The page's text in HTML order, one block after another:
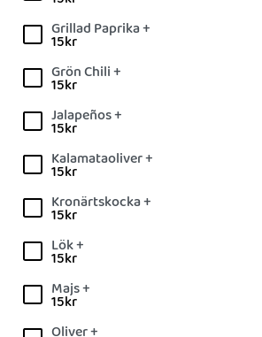
Grillad Paprika +
15kr
Grön Chili +
15kr
Jalapeños +
15kr
Kalamataoliver +
15kr
Kronärtskocka +
15kr
Lök +
15kr
Majs +
15kr
Oliver +